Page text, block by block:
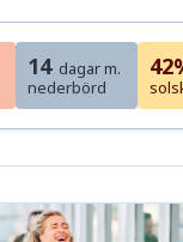
14 dagar m.
nederbörd